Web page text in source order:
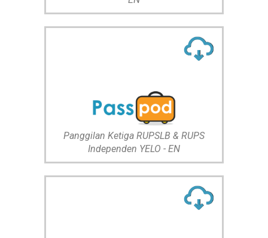
Panggilan Ketiga RUPSLB & RUPS
Independen YELO - EN